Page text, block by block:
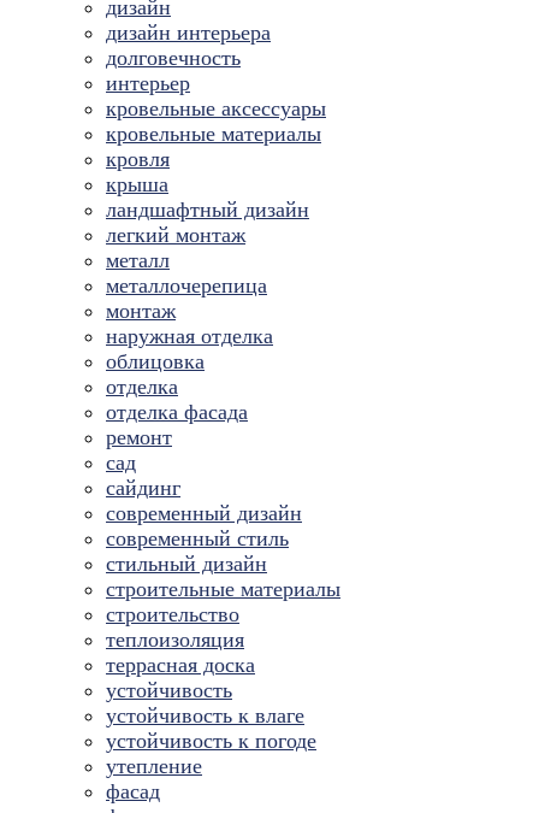
дизайн
дизайн интерьера
долговечность
интерьер
кровельные аксессуары
кровельные материалы
кровля
крыша
ландшафтный дизайн
легкий монтаж
металл
металлочерепица
монтаж
наружная отделка
облицовка
отделка
отделка фасада
ремонт
сад
сайдинг
современный дизайн
современный стиль
стильный дизайн
строительные материалы
строительство
теплоизоляция
террасная доска
устойчивость
устойчивость к влаге
устойчивость к погоде
утепление
фасад